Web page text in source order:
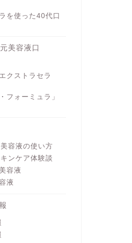
を使った40代口
美容液口
クストラセラ
フォーミュラ」
容液の使い方
ンケア体験談
容液
液